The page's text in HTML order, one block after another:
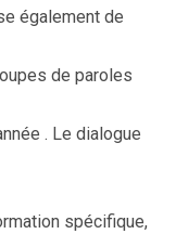
également de
de paroles
. Le dialogue
spécifique,